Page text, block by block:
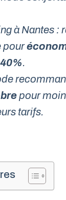
à Nantes :
pour
.
pour
tarifs.